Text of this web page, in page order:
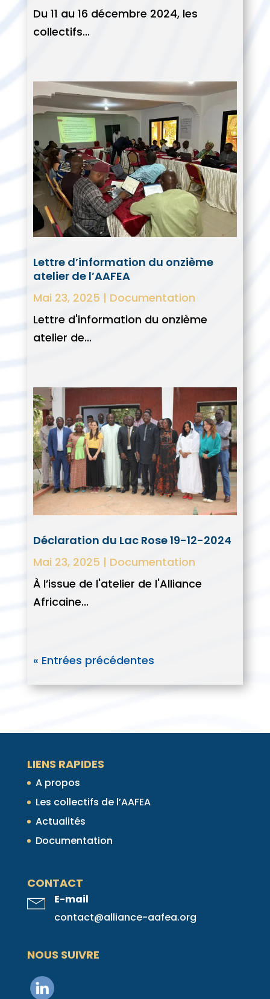
Du 11 au 16 décembre 2024, les
collectifs...
Lettre d’information du onzième
atelier de l’AAFEA
Mai 23, 2025 | Documentation
Lettre d'information du onzième
atelier de...
Déclaration du Lac Rose 19-12-2024
Mai 23, 2025 | Documentation
À l’issue de l'atelier de l'Alliance
Africaine...
« Entrées précédentes
LIENS RAPIDES
A propos
Les collectifs de l’AAFEA
Actualités
Documentation
CONTACT
E-mail
contact@alliance-aafea.org
NOUS SUIVRE